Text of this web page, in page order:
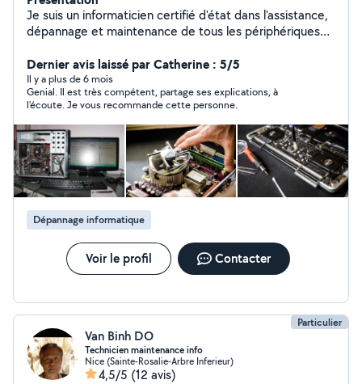
Je suis un informaticien certifié d'état dans l'assistance,
dépannage et maintenance de tous les périphériques
***************************************************************
************************************* Dépannage /
Assistance / Cours /Hardware / Software / Formatage /
Installation / Nettoyage / Récupération de données /
Montage PC / Conseils /
***************************************************************
************************************* En tant qu'auteur -
compositeur et arrangeur (membre de la SACEM), je
dispense également des cours de piano et de danses
latines (salsa porto, salsa cubaine et bachata).
Dernier avis laissé par Catherine : 5/5
Il y a plus de 6 mois
Genial. Il est très compétent, partage ses explications, à
l'écoute. Je vous recommande cette personne.
Dépannage informatique
Voir le profil Contacter
Particulier
Van Binh DO
Technicien maintenance info
Nice (Sainte-Rosalie-Arbre Inferieur)
4,5/5 (12 avis)